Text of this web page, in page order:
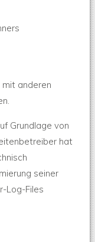
mit anderen
Grundlage von
hat
seiner
Log-Files